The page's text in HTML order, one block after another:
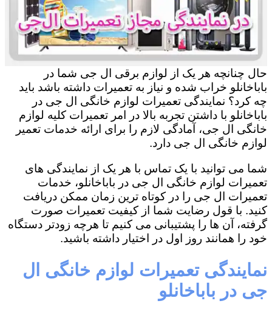
حال چنانچه هر یک از لوازم برقی ال جی شما در
باباخانلو خراب شده و نیاز به تعمیرات داشته باشد باید
چه کرد؟ نمایندگی تعمیرات لوازم خانگی ال جی در
باباخانلو با داشتن تجربه بالا در امر تعمیرات کلیه لوازم
خانگی ال جی، آمادگی لازم را برای ارائه خدمات تعمیر
لوازم خانگی ال جی دارد.
شما می توانید با یک تماس با هر یک از نمایندگی های
تعمیرات لوازم خانگی ال جی در باباخانلو، خدمات
تعمیرات ال جی را در کوتاه ترین زمان ممکن دریافت
کنید. با قول رضایت شما از کیفیت تعمیرات صورت
گرفته، آن ها را پشتیبانی می کنیم تا هرچه زودتر دستگاه
خود را همانند روز اول در اختیار داشته باشید.
نمایندگی تعمیرات لوازم خانگی ال
جی در باباخانلو